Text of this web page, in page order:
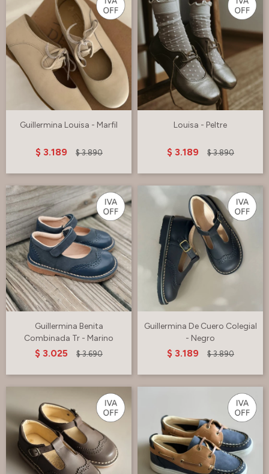
Guillermina Louisa - Marfil
$ 3.189 $ 3.890
Louisa - Peltre
$ 3.189 $ 3.890
Guillermina Benita
Combinada Tr - Marino
$ 3.025 $ 3.690
Guillermina De Cuero Colegial
- Negro
$ 3.189 $ 3.890